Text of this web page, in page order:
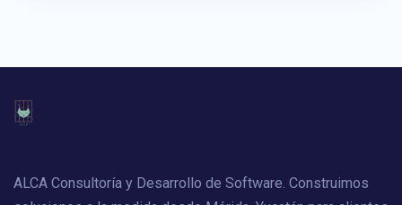
ALCA Consultoría y Desarrollo de Software. Construimos